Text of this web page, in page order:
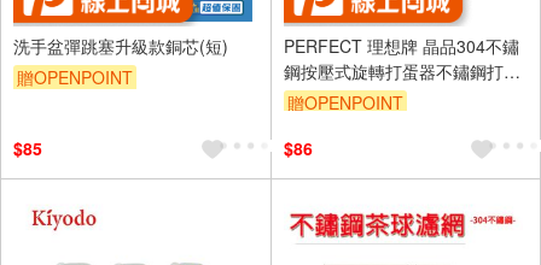
洗手盆彈跳塞升級款銅芯(短)
贈OPENPOINT
$85
PERFECT 理想牌 晶品304不鏽
鋼按壓式旋轉打蛋器不鏽鋼打蛋
器攪拌器 29cm-Leidea樂德兒
贈OPENPOINT
$86